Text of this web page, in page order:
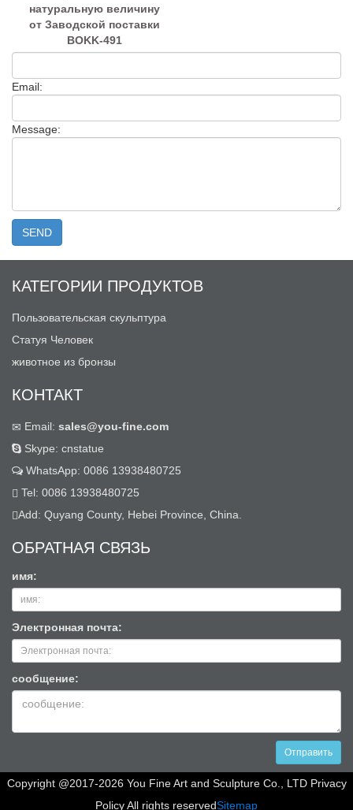
натуральную величину
от Заводской поставки
BOKK-491
Email:
Message:
КАТЕГОРИИ ПРОДУКТОВ
Пользовательская скульптура
Статуя Человек
животное из бронзы
КОНТАКТ
Email: sales@you-fine.com
Skype: cnstatue
WhatsApp: 0086 13938480725
Tel: 0086 13938480725
Add: Quyang County, Hebei Province, China.
ОБРАТНАЯ СВЯЗЬ
имя:
Электронная почта:
сообщение:
Отправить
Copyright @2017-2026 You Fine Art and Sculpture Co., LTD Privacy
Policy All rights reservedSitemap